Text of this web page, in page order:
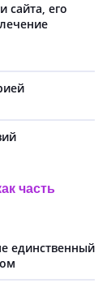
сайта, его
часть
единственный